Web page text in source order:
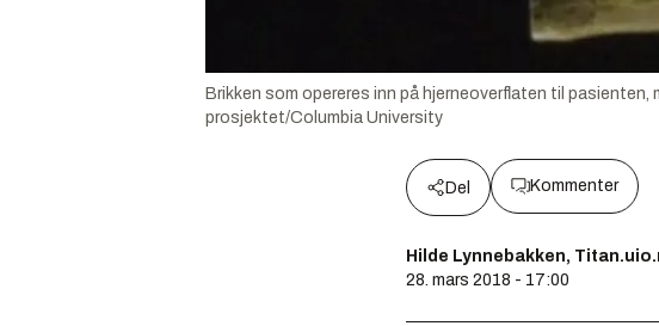
Brikken som opereres inn på hjerneoverflaten til pasienten,
prosjektet/Columbia University
Del Kommenter
Hilde Lynnebakken,
28. mars 2018 - 17:00